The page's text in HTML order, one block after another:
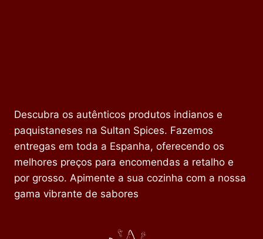
Descubra os autênticos produtos indianos e
paquistaneses na Sultan Spices. Fazemos
entregas em toda a Espanha, oferecendo os
melhores preços para encomendas a retalho e
por grosso. Apimente a sua cozinha com a nossa
gama vibrante de sabores